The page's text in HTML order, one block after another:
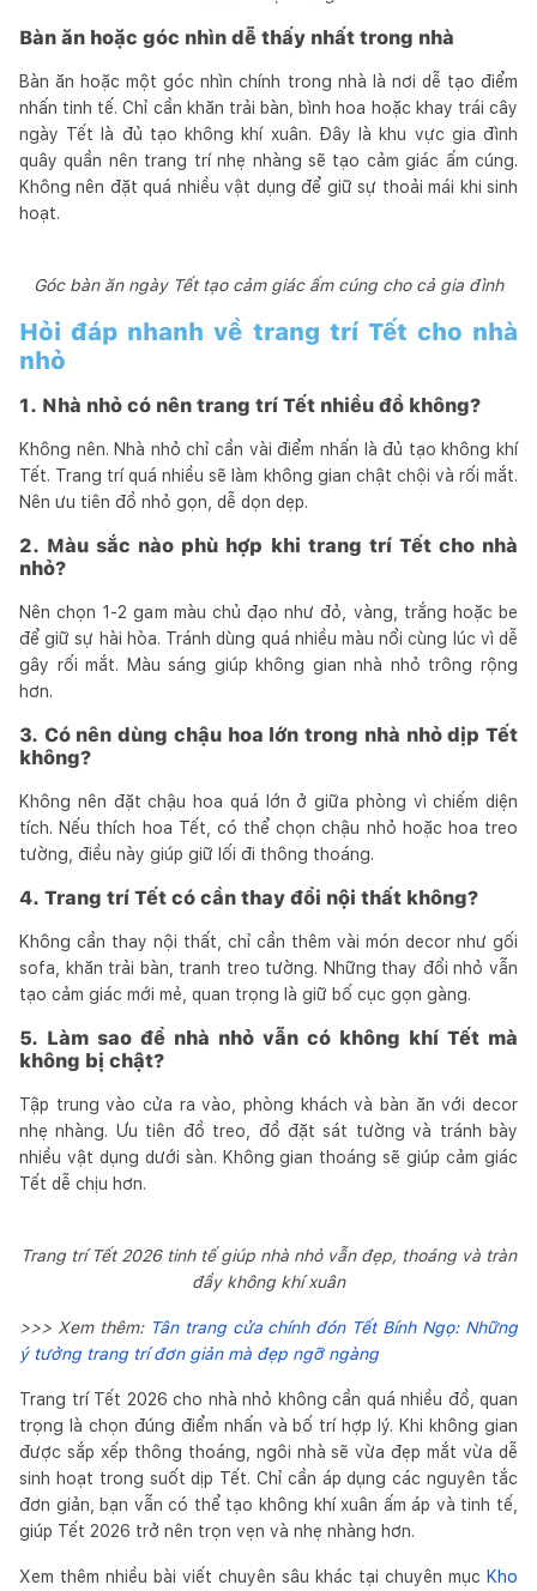
Bàn ăn hoặc góc nhìn dễ thấy nhất trong nhà
Bàn ăn hoặc một góc nhìn chính trong nhà là nơi dễ tạo điểm
nhấn tinh tế. Chỉ cần khăn trải bàn, bình hoa hoặc khay trái cây
ngày Tết là đủ tạo không khí xuân. Đây là khu vực gia đình
quây quần nên trang trí nhẹ nhàng sẽ tạo cảm giác ấm cúng.
Không nên đặt quá nhiều vật dụng để giữ sự thoải mái khi sinh
hoạt.
Góc bàn ăn ngày Tết tạo cảm giác ấm cúng cho cả gia đình
Hỏi đáp nhanh về trang trí Tết cho nhà
nhỏ
1. Nhà nhỏ có nên trang trí Tết nhiều đồ không?
Không nên. Nhà nhỏ chỉ cần vài điểm nhấn là đủ tạo không khí
Tết. Trang trí quá nhiều sẽ làm không gian chật chội và rối mắt.
Nên ưu tiên đồ nhỏ gọn, dễ dọn dẹp.
2. Màu sắc nào phù hợp khi trang trí Tết cho nhà
nhỏ?
Nên chọn 1-2 gam màu chủ đạo như đỏ, vàng, trắng hoặc be
để giữ sự hài hòa. Tránh dùng quá nhiều màu nổi cùng lúc vì dễ
gây rối mắt. Màu sáng giúp không gian nhà nhỏ trông rộng
hơn.
3. Có nên dùng chậu hoa lớn trong nhà nhỏ dịp Tết
không?
Không nên đặt chậu hoa quá lớn ở giữa phòng vì chiếm diện
tích. Nếu thích hoa Tết, có thể chọn chậu nhỏ hoặc hoa treo
tường, điều này giúp giữ lối đi thông thoáng.
4. Trang trí Tết có cần thay đổi nội thất không?
Không cần thay nội thất, chỉ cần thêm vài món decor như gối
sofa, khăn trải bàn, tranh treo tường. Những thay đổi nhỏ vẫn
tạo cảm giác mới mẻ, quan trọng là giữ bố cục gọn gàng.
5. Làm sao để nhà nhỏ vẫn có không khí Tết mà
không bị chật?
Tập trung vào cửa ra vào, phòng khách và bàn ăn với decor
nhẹ nhàng. Ưu tiên đồ treo, đồ đặt sát tường và tránh bày
nhiều vật dụng dưới sàn. Không gian thoáng sẽ giúp cảm giác
Tết dễ chịu hơn.
Trang trí Tết 2026 tinh tế giúp nhà nhỏ vẫn đẹp, thoáng và tràn
đầy không khí xuân
>>> Xem thêm: Tân trang cửa chính đón Tết Bính Ngọ: Những
ý tưởng trang trí đơn giản mà đẹp ngỡ ngàng
Trang trí Tết 2026 cho nhà nhỏ không cần quá nhiều đồ, quan
trọng là chọn đúng điểm nhấn và bố trí hợp lý. Khi không gian
được sắp xếp thông thoáng, ngôi nhà sẽ vừa đẹp mắt vừa dễ
sinh hoạt trong suốt dịp Tết. Chỉ cần áp dụng các nguyên tắc
đơn giản, bạn vẫn có thể tạo không khí xuân ấm áp và tinh tế,
giúp Tết 2026 trở nên trọn vẹn và nhẹ nhàng hơn.
Xem thêm nhiều bài viết chuyên sâu khác tại chuyên mục Kho